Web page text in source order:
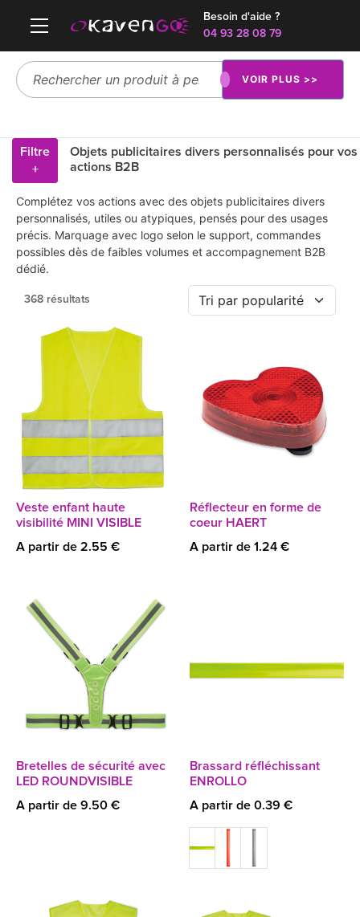
Besoin d'aide ?
04 93 28 08 79
VOIR PLUS >>
Filtre
+
Objets publicitaires divers personnalisés pour vos
actions B2B
Complétez vos actions avec des objets publicitaires divers
personnalisés, utiles ou atypiques, pensés pour des usages
précis. Marquage avec logo selon le support, commandes
possibles dès de faibles volumes et accompagnement B2B
dédié.
368 résultats
Veste enfant haute
visibilité MINI VISIBLE
A partir de 2.55 €
Réflecteur en forme de
coeur HAERT
A partir de 1.24 €
Bretelles de sécurité avec
LED ROUNDVISIBLE
A partir de 9.50 €
Brassard réfléchissant
ENROLLO
A partir de 0.39 €